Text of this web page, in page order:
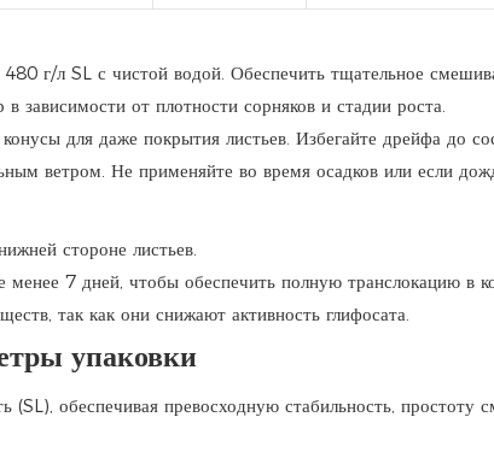
г/л SL с чистой водой. Обеспечить тщательное
зависимости от плотности сорняков и стадии роста.
для даже покрытия листьев. Избегайте дрейфа до
ветром. Не применяйте во время осадков или если
стороне листьев.
7 дней, чтобы обеспечить полную транслокацию в
так как они снижают активность глифосата.
упаковки
обеспечивая превосходную стабильность, простоту